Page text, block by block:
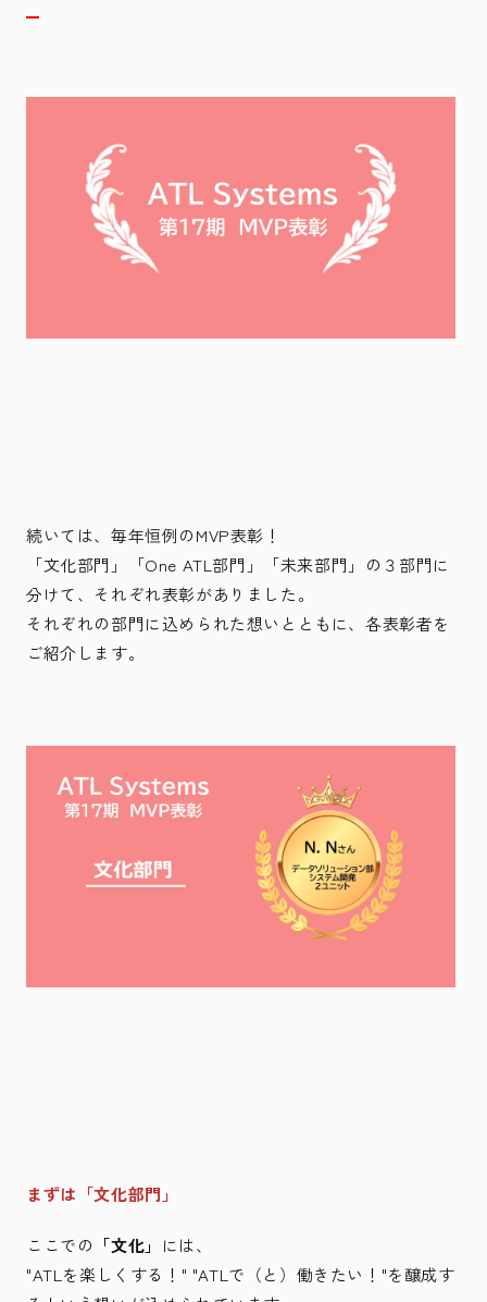
続いては、毎年恒例のMVP表彰！
「文化部門」「One ATL部門」「未来部門」の３部門に
分けて、それぞれ表彰がありました。
それぞれの部門に込められた想いとともに、各表彰者を
ご紹介します。
まずは「文化部門」
ここでの 「文化」
には、
"ATLを楽しくする！" "ATLで（と）働きたい！"を醸成す